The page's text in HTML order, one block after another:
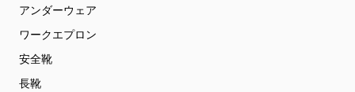
アンダーウェア
ワークエプロン
安全靴
長靴